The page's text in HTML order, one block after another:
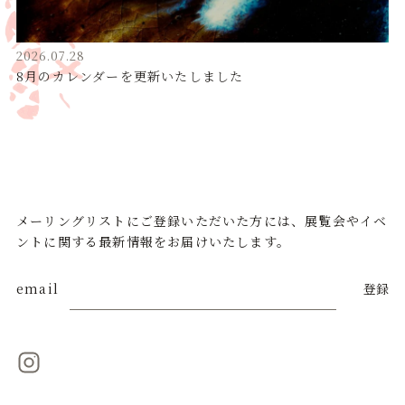
2026.07.28
8月のカレンダーを更新いたしました
メーリングリストにご登録いただいた方には、展覧会やイベ
ントに関する最新情報をお届けいたします。
email 登録